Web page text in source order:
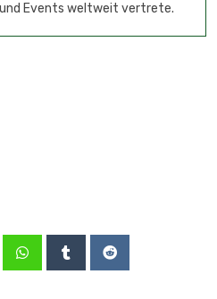
Events weltweit vertrete.